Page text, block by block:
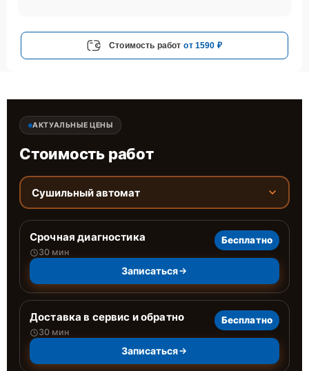
Стоимость работ от 1590 ₽
АКТУАЛЬНЫЕ ЦЕНЫ
Стоимость работ
Сушильный автомат
Срочная диагностика
30 мин
Бесплатно
Записаться
Доставка в сервис и обратно
30 мин
Бесплатно
Записаться